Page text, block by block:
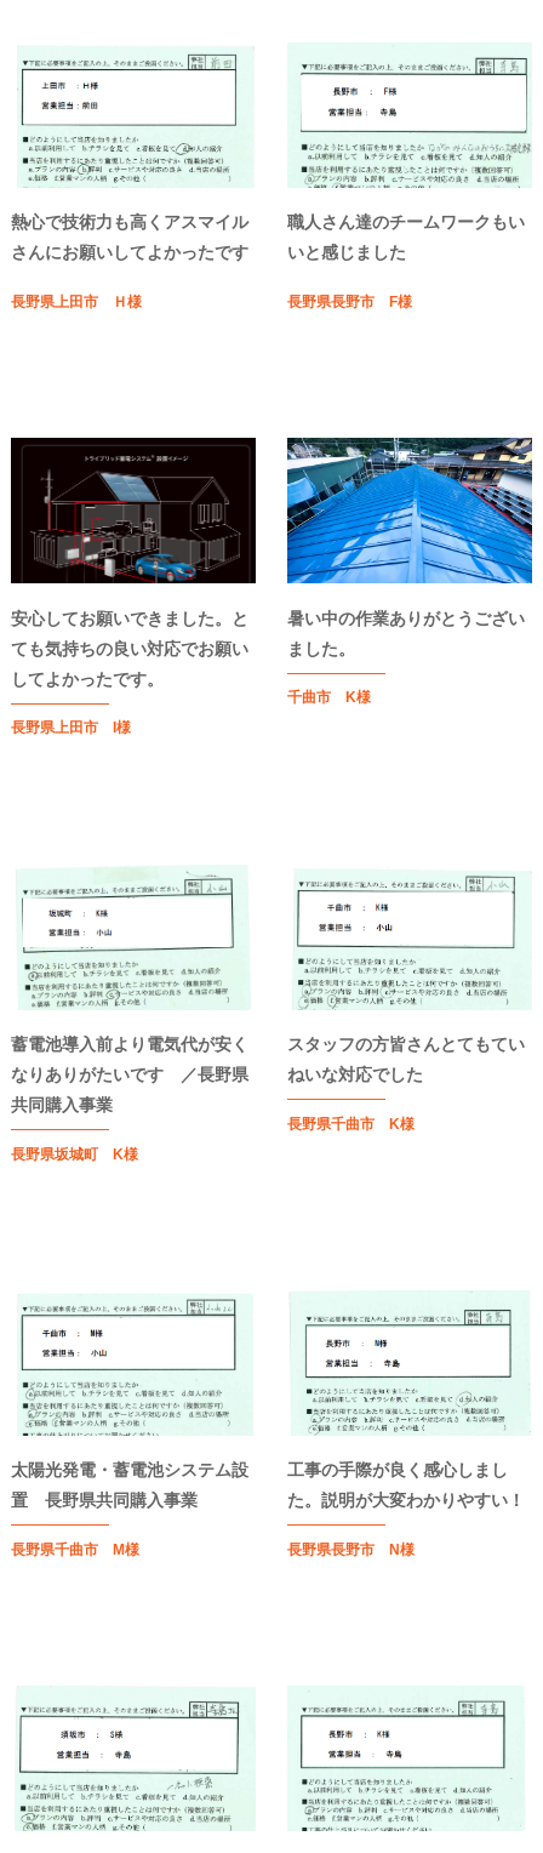
熱心で技術力も高くアスマイル
さんにお願いしてよかったです
長野県上田市 Ｈ様
職人さん達のチームワークもい
いと感じました
長野県長野市 F様
安心してお願いできました。と
ても気持ちの良い対応でお願い
してよかったです。
長野県上田市 I様
暑い中の作業ありがとうござい
ました。
千曲市 K様
蓄電池導入前より電気代が安く
なりありがたいです ／長野県
共同購入事業
長野県坂城町 K様
スタッフの方皆さんとてもてい
ねいな対応でした
長野県千曲市 K様
太陽光発電・蓄電池システム設
置 長野県共同購入事業
長野県千曲市 M様
工事の手際が良く感心しまし
た。説明が大変わかりやすい！
長野県長野市 N様